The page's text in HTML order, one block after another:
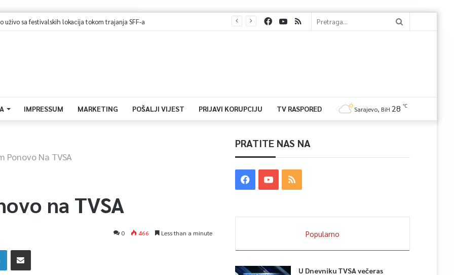
kod Udore, promet na cesti Stolac – Neum potpuno obustavljen
IMPRESSUM MARKETING POŠALJI VIJEST PRIJAVI KORUPCIJU TV RASPORED Sarajevo, BiH 28 ℃
Ponovo Na TVSA
na TVSA
0 466 Less than a minute
PRATITE NAS NA
Popularno
U Dnevniku TVSA večeras